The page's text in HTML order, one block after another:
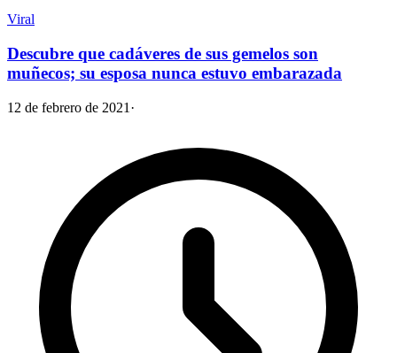
Viral
Descubre que cadáveres de sus gemelos son
muñecos; su esposa nunca estuvo embarazada
12 de febrero de 2021 ·